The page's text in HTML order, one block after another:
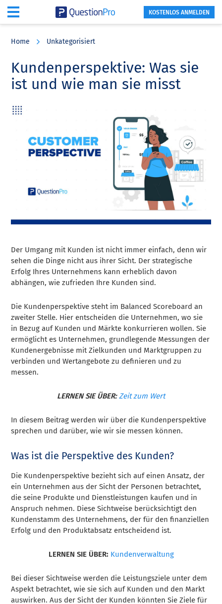
content
sidebar
KOSTENLOS ANMELDEN
Home Unkategorisiert
Kundenperspektive: Was sie
ist und wie man sie misst
Der Umgang mit Kunden ist nicht immer einfach, denn wir
sehen die Dinge nicht aus ihrer Sicht. Der strategische
Erfolg Ihres Unternehmens kann erheblich davon
abhängen, wie zufrieden Ihre Kunden sind.
Die Kundenperspektive steht im Balanced Scoreboard an
zweiter Stelle. Hier entscheiden die Unternehmen, wo sie
in Bezug auf Kunden und Märkte konkurrieren wollen. Sie
ermöglicht es Unternehmen, grundlegende Messungen der
Kundenergebnisse mit Zielkunden und Marktgruppen zu
verbinden und Wertangebote zu definieren und zu
messen.
LERNEN SIE ÜBER: Zeit zum Wert
In diesem Beitrag werden wir über die Kundenperspektive
sprechen und darüber, wie wir sie messen können.
Was ist die Perspektive des Kunden?
Die Kundenperspektive bezieht sich auf einen Ansatz, der
ein Unternehmen aus der Sicht der Personen betrachtet,
die seine Produkte und Dienstleistungen kaufen und in
Anspruch nehmen. Diese Sichtweise berücksichtigt den
Kundenstamm des Unternehmens, der für den finanziellen
Erfolg und den Produktabsatz entscheidend ist.
LERNEN SIE ÜBER: Kundenverwaltung
Bei dieser Sichtweise werden die Leistungsziele unter dem
Aspekt betrachtet, wie sie sich auf Kunden und den Markt
auswirken. Aus der Sicht der Kunden könnten Sie Ziele für